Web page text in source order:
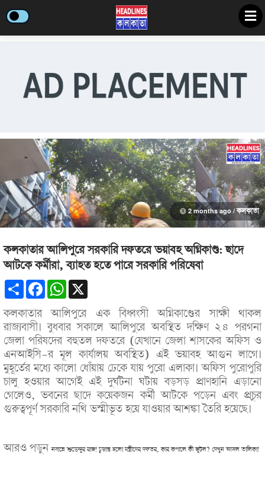
2 months ago /কলকাতা
কলকাতার আলিপুরে সরকারি দফতরে ভয়াবহ অগ্নিকাণ্ড: ছাদে
আটকে কর্মীরা, ব্যাহত হতে পারে সরকারি পরিষেবা
Share FacebookWhatsApp
কলকাতার আলিপুরে এক বিধ্বংসী অগ্নিকাণ্ডের সাক্ষী থাকল
রাজ্যবাসী। বুধবার সকালে আলিপুরে অবস্থিত দক্ষিণ ২৪ পরগনা
জেলা পরিষদের বহুতল দফতরে (যেখানে জেলা শাসকের অফিস ও
এনআইসি-র মূল কার্যালয় অবস্থিত) এই ভয়াবহ আগুন লাগে।
মুহূর্তের মধ্যে কালো ধোঁয়ায় ঢেকে যায় পুরো এলাকা। অফিস পুরোপুরি
চালু হওয়ার আগেই এই দুর্ঘটনা ঘটায় বড়সড় প্রাণহানি এড়ানো
গেলেও, ভবনের ছাদে কয়েকজন কর্মী আটকে পড়েন এবং প্রচুর
গুরুত্বপূর্ণ সরকারি নথি ভস্মীভূত হয়ে যাওয়ার আশঙ্কা তৈরি হয়েছে।
আরও পড়ুননবান্নে শুভেন্দুর রাজ! চূড়ান্ত হলো মন্ত্রীদের দফতর, কার কপালে কী জুটল? দেখুন আসল তালিকা!